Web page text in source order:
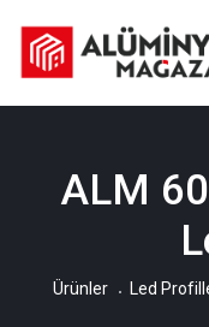
ALM
Ürünler Led